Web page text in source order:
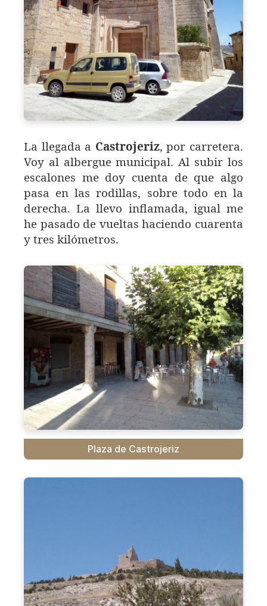
La llegada a Castrojeriz, por carretera.
Voy al albergue municipal. Al subir los
escalones me doy cuenta de que algo
pasa en las rodillas, sobre todo en la
derecha. La llevo inflamada, igual me
he pasado de vueltas haciendo cuarenta
y tres kilómetros.
Plaza de Castrojeriz